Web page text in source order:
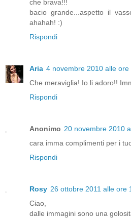
che brava!!!
bacio grande...aspetto il
ahahah! :)
Rispondi
Aria 4 novembre 2010 alle ore
Che meraviglia! Io li adoro!!
Rispondi
Anonimo 20 novembre 2010
cara imma complimenti per i
Rispondi
Rosy 26 ottobre 2011 alle ore
Ciao,
dalle immagini sono una